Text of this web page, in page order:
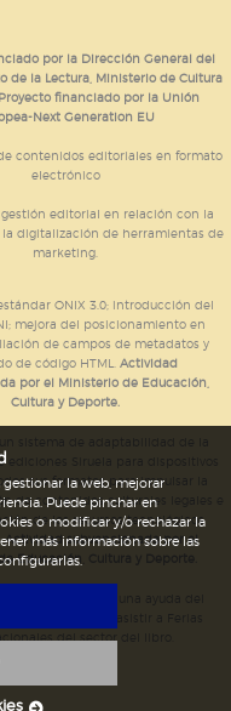
por la Dirección General del
de la Lectura, Ministerio de Cultura
financiado por la Unión
Next Generation EU
contenidos editoriales en formato
electrónico
gestión editorial en relación con la
digitalización de herramientas de
marketing.
ONIX 3.0; introducción del
mejora del posicionamiento en
de campos de metadatos y
de código HTML.Actividad
por el Ministerio de Educación,
Cultura y Deporte.
ediciones Siruela para dispositivos
sus formatos para impulsar la
de contenidos culturales legales e
de los recursos tecnológicos
Actividad subvencionada por el
Educación, Cultura y Deporte.
ha percibido una ayuda del
del sector del libro.
la web, mejorar
Puede pinchar en
o modificar y/o rechazar la
más información sobre las